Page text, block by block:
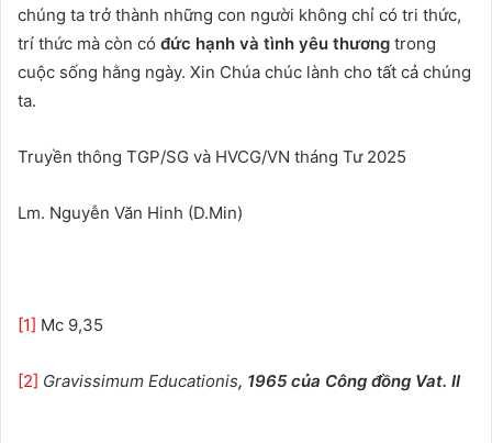
chúng ta trở thành những con người không chỉ có tri thức,
trí thức mà còn có đức hạnh và tình yêu thương trong
cuộc sống hằng ngày. Xin Chúa chúc lành cho tất cả chúng
ta.
Truyền thông TGP/SG và HVCG/VN tháng Tư 2025
Lm. Nguyễn Văn Hinh (D.Min)
[1] Mc 9,35
[2] Gravissimum Educationis, 1965 của Công đồng Vat. II